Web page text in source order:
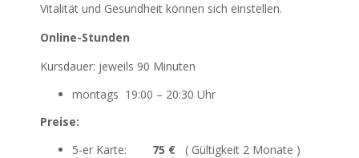
Vitalität und Gesundheit können sich einstellen.
Online-Stunden
Kursdauer: jeweils 90 Minuten
montags 19:00 – 20:30 Uhr
Preise:
5-er Karte:
75 € ( Gültigkeit 2 Monate )